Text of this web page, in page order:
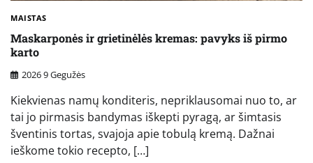
MAISTAS
Maskarponės ir grietinėlės kremas: pavyks iš pirmo
karto
2026 9 Gegužės
Kiekvienas namų konditeris, nepriklausomai nuo to, ar
tai jo pirmasis bandymas iškepti pyragą, ar šimtasis
šventinis tortas, svajoja apie tobulą kremą. Dažnai
ieškome tokio recepto, […]